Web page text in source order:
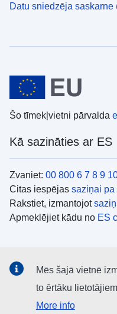
Datu sniedzēja saskarne
Šo tīmekļvietni pārvalda
Kā sazināties ar ES
Zvaniet: 00 800 6 7 8 9
Citas iespējas saziņai pa
Rakstiet, izmantojot
Apmeklējiet kādu no ES
ES kontisociālajos
Mēs šajā vietnē
to ērtāku lietotājiem
More info